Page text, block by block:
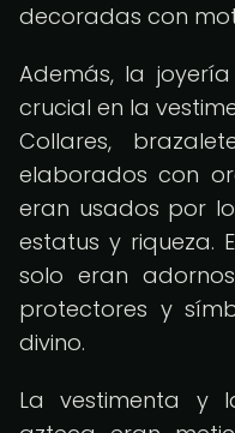
decoradas con
Además, la
crucial en la
Collares,
elaborados con
eran usados ​​por
estatus y riqueza.
solo eran
protectores y
divino.
La vestimenta y